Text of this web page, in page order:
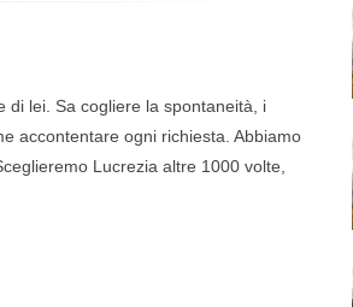
di lei. Sa cogliere la spontaneità, i
accontentare ogni richiesta. Abbiamo
Lucrezia altre 1000 volte,